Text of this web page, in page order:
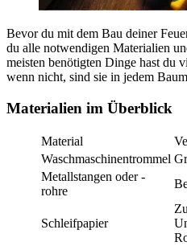
Bevor du mit dem Bau deiner
du alle notwendigen Materialien
meisten benötigten Dinge hast du
wenn nicht, sind sie in jedem
Materialien im Überblick
Material
Waschmaschinentrommel
Metallstangen oder -
rohre
Schleifpapier